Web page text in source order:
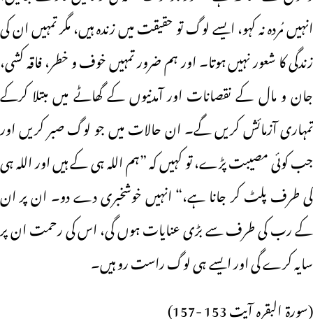
انہیں مُردہ نہ کہو، ایسے لوگ تو حقیقت میں زندہ ہیں، مگر تمہیں ان کی
زندگی کا شعور نہیں ہوتا۔ اور ہم ضرور تمہیں خوف و خطر، فاقہ کشی،
جان و مال کے نقصانات اور آمدنیوں کے گھاٹے میں مبتلا کرکے
تمہاری آزمائش کریں گے۔ ان حالات میں جو لوگ صبر کریں اور
جب کوئی مصیبت پڑے، تو کہیں کہ ”ہم اللہ ہی کے ہیں اور اللہ ہی
کی طرف پلٹ کر جانا ہے،“ انہیں خوشخبری دے دو۔ ان پر ان
کے رب کی طرف سے بڑی عنایات ہوں گی، اس کی رحمت ان پر
سایہ کرے گی اور ایسے ہی لوگ راست رو ہیں۔
(سورۃ البقرہ آیت 153 -157)